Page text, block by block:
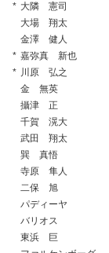
* 大隣 憲司
大場 翔太
金澤 健人
* 嘉弥真 新也
* 川原 弘之
金 無英
攝津 正
千賀 滉大
武田 翔太
巽 真悟
寺原 隼人
二保 旭
パディーヤ
バリオス
東浜 巨